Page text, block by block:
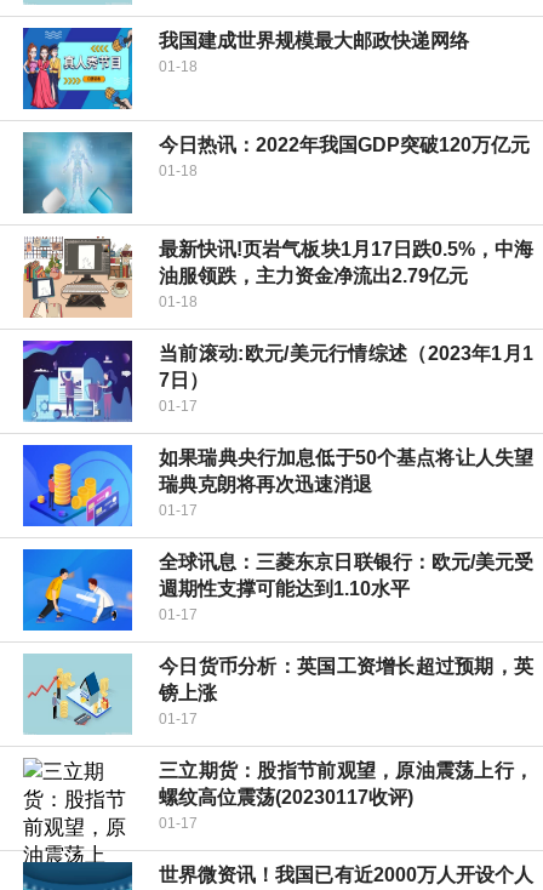
我国建成世界规模最大邮政快递网络
01-18
今日热讯：2022年我国GDP突破120万亿元
01-18
最新快讯!页岩气板块1月17日跌0.5%，中海
油服领跌，主力资金净流出2.79亿元
01-18
当前滚动:欧元/美元行情综述（2023年1月1
7日）
01-17
如果瑞典央行加息低于50个基点将让人失望
瑞典克朗将再次迅速消退
01-17
全球讯息：三菱东京日联银行：欧元/美元受
週期性支撑可能达到1.10水平
01-17
今日货币分析：英国工资增长超过预期，英
镑上涨
01-17
三立期货：股指节前观望，原油震荡上行，
螺纹高位震荡(20230117收评)
01-17
世界微资讯！我国已有近2000万人开设个人